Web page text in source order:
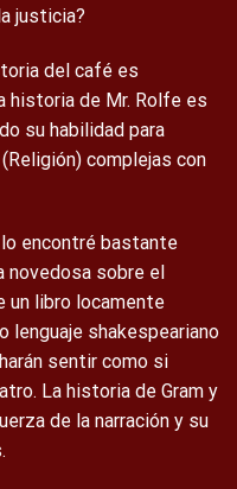
justicia?
del café es
historia de Mr. Rolfe es
su habilidad para
complejas con
encontré bastante
sobre el
un libro locamente
lenguaje shakespeariano
sentir como si
La historia de Gram y
de la narración y su